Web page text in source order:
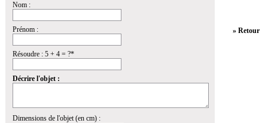
Nom :
Prénom :
Résoudre : 5 + 4 = ?*
Décrire l'objet :
Dimensions de l'objet (en cm) :
» Retour